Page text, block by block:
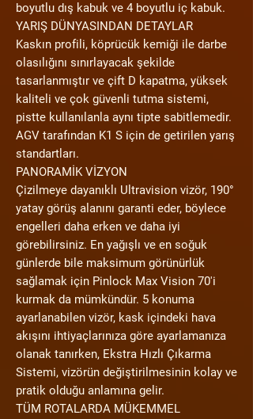
boyutlu dış kabuk ve 4 boyutlu iç kabuk.
YARIŞ DÜNYASINDAN DETAYLAR
Kaskın profili, köprücük kemiği ile darbe
olasılığını sınırlayacak şekilde
tasarlanmıştır ve çift D kapatma, yüksek
kaliteli ve çok güvenli tutma sistemi,
pistte kullanılanla aynı tipte sabitlemedir.
AGV tarafından K1 S için de getirilen yarış
standartları.
PANORAMİK VİZYON
Çizilmeye dayanıklı Ultravision vizör, 190°
yatay görüş alanını garanti eder, böylece
engelleri daha erken ve daha iyi
görebilirsiniz. En yağışlı ve en soğuk
günlerde bile maksimum görünürlük
sağlamak için Pinlock Max Vision 70'i
kurmak da mümkündür. 5 konuma
ayarlanabilen vizör, kask içindeki hava
akışını ihtiyaçlarınıza göre ayarlamanıza
olanak tanırken, Ekstra Hızlı Çıkarma
Sistemi, vizörün değiştirilmesinin kolay ve
pratik olduğu anlamına gelir.
TÜM ROTALARDA MÜKEMMEL